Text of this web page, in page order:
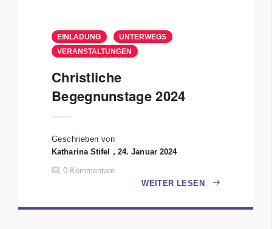
EINLADUNG
UNTERWEGS
VERANSTALTUNGEN
Christliche
Begegnunstage 2024
Geschrieben von
Katharina Stifel , 24. Januar 2024
0 Kommentare
WEITER LESEN